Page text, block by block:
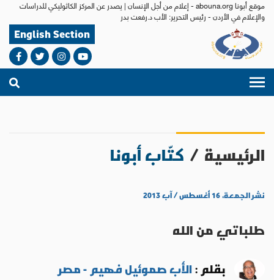
موقع أبونا abouna.org - إعلام من أجل الإنسان | يصدر عن المركز الكاثوليكي للدراسات
والإعلام في الأردن - رئيس التحرير: الأب د.رفعت بدر
English Section
الرئيسية / كتّاب أبونا
نشر الجمعة، ١٦ أغسطس / آب ٢٠١٣
طلباتي من الله
بقلم :الأب صموئيل فهيم - مصر